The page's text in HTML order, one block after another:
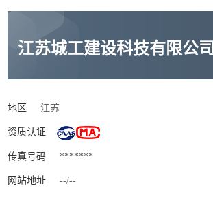
江苏城工建设科技有限公司
地区 江苏
资质认证
传真号码 *******
网站地址 --/--